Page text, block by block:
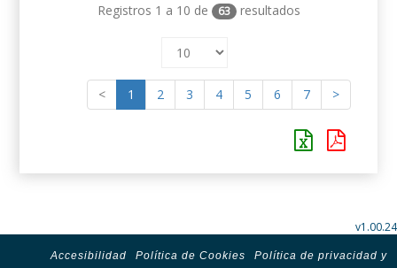
Registros 1 a 10 de 63 resultados
< 1 2 3 4 5 6 7 >
v1.00.24
Accesibilidad Política de Cookies
Política de privacidad y